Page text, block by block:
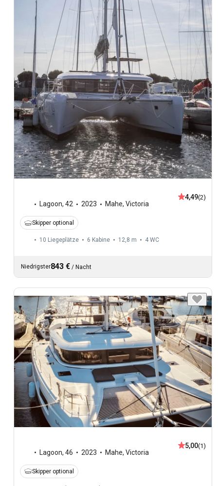
Lagoon, 42 2023 Mahe, Victoria
4,49(2)
Skipper optional
10 Liegeplätze 6 Kabine 12,8 m 4 WC
Niedrigster843 € / Nacht
Lagoon, 46 2023 Mahe, Victoria
5,00(1)
Skipper optional